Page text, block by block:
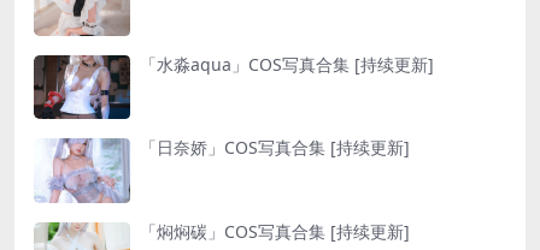
「水淼aqua」COS写真合集 [持续更新]
「日奈娇」COS写真合集 [持续更新]
「焖焖碳」COS写真合集 [持续更新]